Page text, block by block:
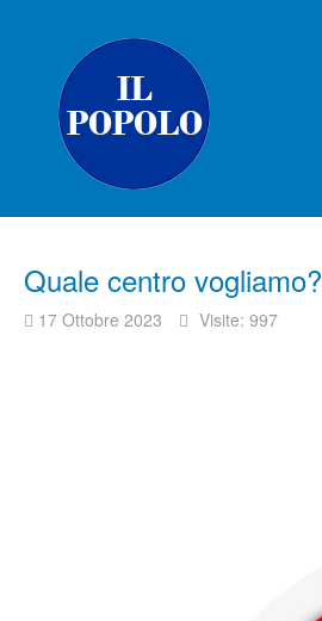
Quale centro vogliamo?
17 Ottobre 2023 Visite: 997